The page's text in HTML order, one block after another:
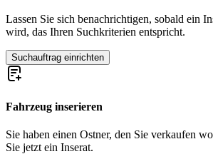
Lassen Sie sich benachrichtigen, sobald ein
wird, das Ihren Suchkriterien entspricht.
Suchauftrag einrichten
Fahrzeug inserieren
Sie haben einen Ostner, den Sie verkaufen
Sie jetzt ein Inserat.